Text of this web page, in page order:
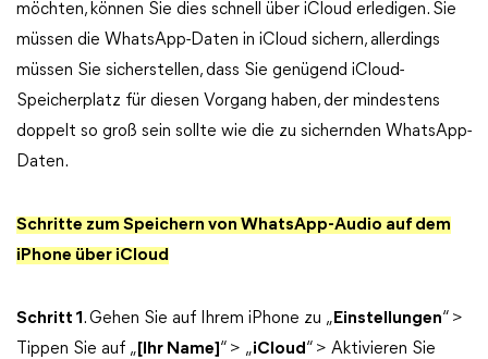
möchten, können Sie dies schnell über iCloud erledigen. Sie
müssen die WhatsApp-Daten in iCloud sichern, allerdings
müssen Sie sicherstellen, dass Sie genügend iCloud-
Speicherplatz für diesen Vorgang haben, der mindestens
doppelt so groß sein sollte wie die zu sichernden WhatsApp-
Daten.
Schritte zum Speichern von WhatsApp-Audio auf dem
iPhone über iCloud
Schritt 1 . Gehen Sie auf Ihrem iPhone zu „ Einstellungen“ >
Tippen Sie auf „ [Ihr Name] “ > „iCloud“ > Aktivieren Sie